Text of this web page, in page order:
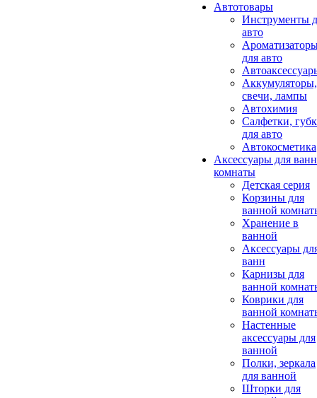
Автотовары
Инструменты
авто
для авто
Аккумуляторы,
свечи, лампы
Автохимия
Салфетки,
для авто
Автокосметика
Аксессуары для
комнаты
Детская серия
Корзины для
ванной
Хранение в
ванной
Аксессуары
ванн
Карнизы для
ванной
Коврики для
ванной
Настенные
аксессуары для
ванной
Полки, зеркала
для ванной
Шторки для